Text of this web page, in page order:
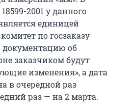
2001 у данного
единицей
по госзаказу
документацию об
заказчиком будут
изменения», а дата
в очередной раз
раз — на 2 марта.